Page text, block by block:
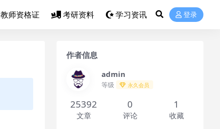
教师资格证 考研资料 学习资讯 登录
作者信息
admin
等级 永久会员
25392
文章
0
评论
1
收藏